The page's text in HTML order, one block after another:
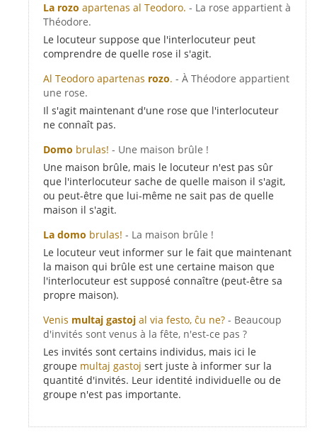
La rozo apartenas al Teodoro. - La rose appartient à
Théodore.
Le locuteur suppose que l'interlocuteur peut
comprendre de quelle rose il s'agit.
Al Teodoro apartenas rozo. - À Théodore appartient
une rose.
Il s'agit maintenant d'une rose que l'interlocuteur
ne connaît pas.
Domo brulas! - Une maison brûle !
Une maison brûle, mais le locuteur n'est pas sûr
que l'interlocuteur sache de quelle maison il s'agit,
ou peut-être que lui-même ne sait pas de quelle
maison il s'agit.
La domo brulas! - La maison brûle !
Le locuteur veut informer sur le fait que maintenant
la maison qui brûle est une certaine maison que
l'interlocuteur est supposé connaître (peut-être sa
propre maison).
Venis multaj gastoj al via festo, ĉu ne? - Beaucoup
d'invités sont venus à la fête, n'est-ce pas ?
Les invités sont certains individus, mais ici le
groupe multaj gastoj sert juste à informer sur la
quantité d'invités. Leur identité individuelle ou de
groupe n'est pas importante.